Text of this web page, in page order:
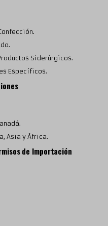
Siderúrgicos.
Específicos.
Asia y África.
de Importación